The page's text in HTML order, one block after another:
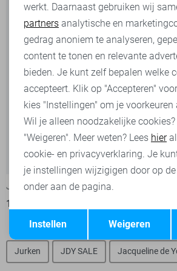
-50%
Jacqueline de Yong Broek
17,50
Jurken JDY SALE Jacqueline de
Analytische cookies
Marketing cookies
Terug
werkt. Daarnaast gebruiken wij
partners analytische en
gedrag anoniem te analyseren,
content te tonen en relevante
bieden. Je kunt zelf bepalen welke
accepteert. Klik op "Accepteren"
kies "Instellingen" om je voorkeuren
Wil je alleen noodzakelijke
"Weigeren". Meer weten? Lees hier
cookie- en privacyverklaring. Je
je instellingen wijzigigen door op
onder aan de pagina.
Weigeren
Instellen